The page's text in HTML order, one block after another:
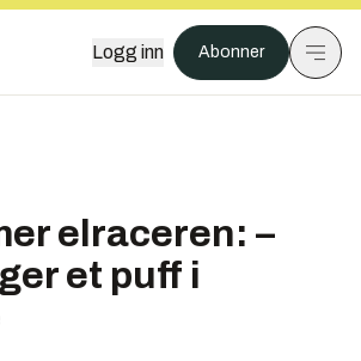
Logg inn Abonner
elraceren: –
et puff i